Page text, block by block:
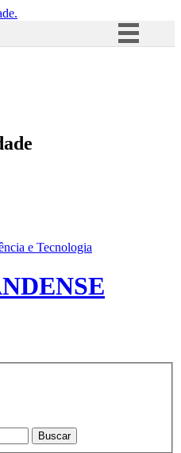
Acesso à informação
e Tecnologia
Buscar